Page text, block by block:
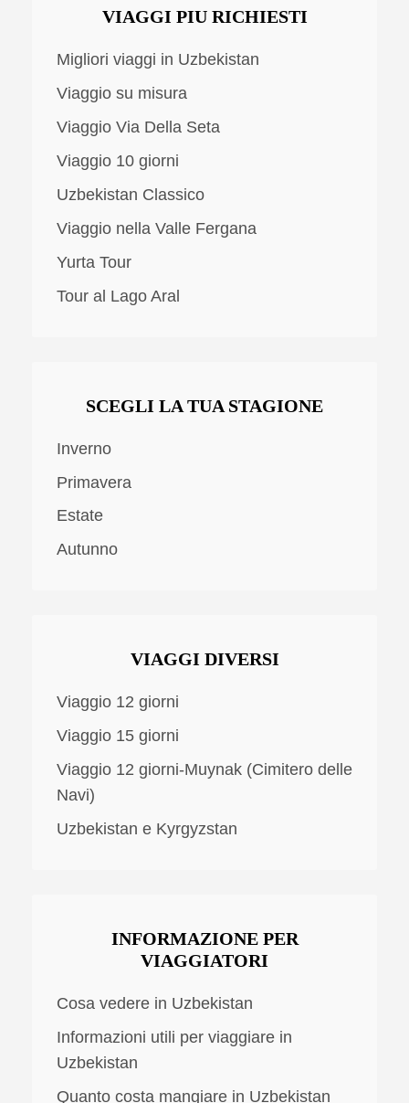
VIAGGI PIU RICHIESTI
Migliori viaggi in Uzbekistan
Viaggio su misura
Viaggio Via Della Seta
Viaggio 10 giorni
Uzbekistan Classico
Viaggio nella Valle Fergana
Yurta Tour
Tour al Lago Aral
SCEGLI LA TUA STAGIONE
Inverno
Primavera
Estate
Autunno
VIAGGI DIVERSI
Viaggio 12 giorni
Viaggio 15 giorni
Viaggio 12 giorni-Muynak (Cimitero delle
Navi)
Uzbekistan e Kyrgyzstan
INFORMAZIONE PER
VIAGGIATORI
Cosa vedere in Uzbekistan
Informazioni utili per viaggiare in
Uzbekistan
Quanto costa mangiare in Uzbekistan